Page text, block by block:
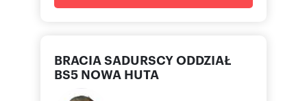
BRACIA SADURSCY ODDZIAŁ
BS5 NOWA HUTA